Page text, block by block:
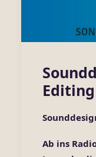
Editing
Ab ins